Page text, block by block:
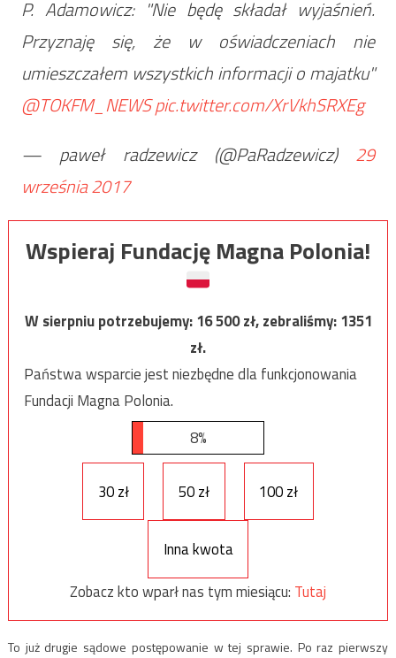
P. Adamowicz: "Nie będę składał wyjaśnień.
Przyznaję się, że w oświadczeniach nie
umieszczałem wszystkich informacji o majatku"
@TOKFM_NEWSpic.twitter.com/XrVkhSRXEg
— paweł radzewicz (@PaRadzewicz) 29
września 2017
Wspieraj Fundację Magna Polonia!
W sierpniu potrzebujemy:16 500zł, zebraliśmy:1351
zł.
Państwa wsparcie jest niezbędne dla funkcjonowania
Fundacji Magna Polonia.
8%
30 zł 50 zł 100 zł
Inna kwota
Zobacz kto wparł nas tym miesiącu: Tutaj
To już drugie sądowe postępowanie w tej sprawie. Po raz pierwszy